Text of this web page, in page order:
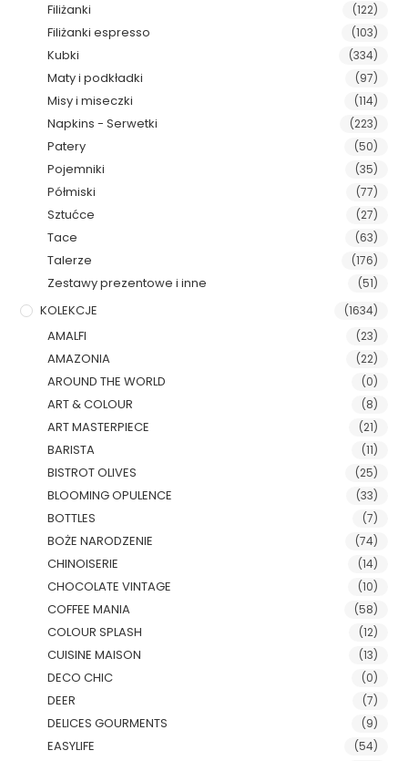
Filiżanki (122)
Filiżanki espresso (103)
Kubki (334)
Maty i podkładki (97)
Misy i miseczki (114)
Napkins - Serwetki (223)
Patery (50)
Pojemniki (35)
Półmiski (77)
Sztućce (27)
Tace (63)
Talerze (176)
Zestawy prezentowe i inne (51)
KOLEKCJE (1634)
AMALFI (23)
AMAZONIA (22)
AROUND THE WORLD (0)
ART & COLOUR (8)
ART MASTERPIECE (21)
BARISTA (11)
BISTROT OLIVES (25)
BLOOMING OPULENCE (33)
BOTTLES (7)
BOŻE NARODZENIE (74)
CHINOISERIE (14)
CHOCOLATE VINTAGE (10)
COFFEE MANIA (58)
COLOUR SPLASH (12)
CUISINE MAISON (13)
DECO CHIC (0)
DEER (7)
DELICES GOURMENTS (9)
EASYLIFE (54)